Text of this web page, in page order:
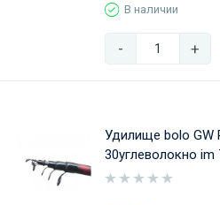
В наличии
- +
Удилище bolo GW
30углеволокно im